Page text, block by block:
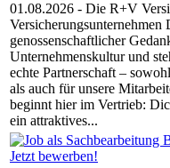
01.08.2026 - Die R+V
Versicherungsunternehmen
genossenschaftlicher
Unternehmenskultur und
echte Partnerschaft –
als auch für unsere
beginnt hier im Vertrieb:
ein attraktives...